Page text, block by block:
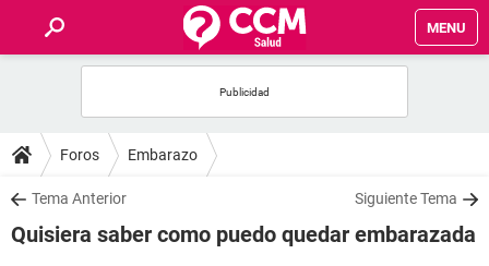
MENU
FOROS
SALUD
FAMILIA
Foros Embarazo
Tema Anterior Siguiente Tema
Quisiera saber como puedo quedar embarazada